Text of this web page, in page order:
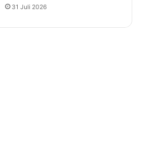
31 Juli 2026